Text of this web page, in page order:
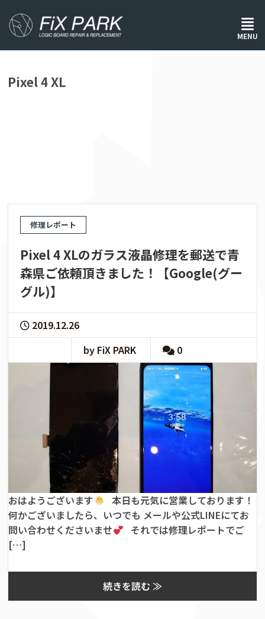
MENU
ホーム/ Pixel 4 XL
Pixel 4 XL
修理レポート
Pixel 4 XLのガラス液晶修理を郵送で青
森県ご依頼頂きました！【Google(グー
グル)】
2019.12.26
by FiX PARK
0
おはようございます
本日も元気に営業しております！
何かございましたら、いつでも メールや公式LINEにてお
問い合わせくださいませ
それでは修理レポートでご
[…]
続きを読む ≫